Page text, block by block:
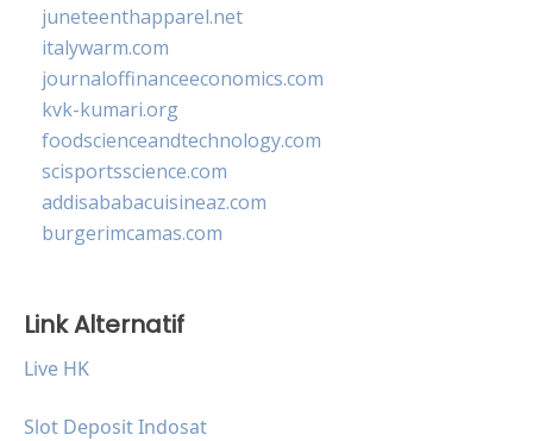
juneteenthapparel.net
italywarm.com
journaloffinanceeconomics.com
kvk-kumari.org
foodscienceandtechnology.com
scisportsscience.com
addisababacuisineaz.com
burgerimcamas.com
Link Alternatif
Live HK
Slot Deposit Indosat